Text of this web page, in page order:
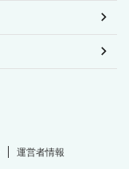
運営者情報